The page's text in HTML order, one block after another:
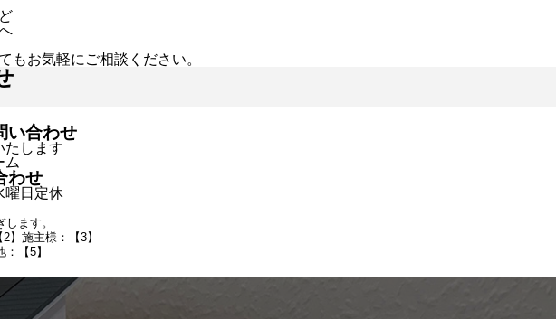
お気軽にご相談ください。
い合わせ
たします
ム
わせ
曜日定休
ます。
】施主様：【3】
【5】